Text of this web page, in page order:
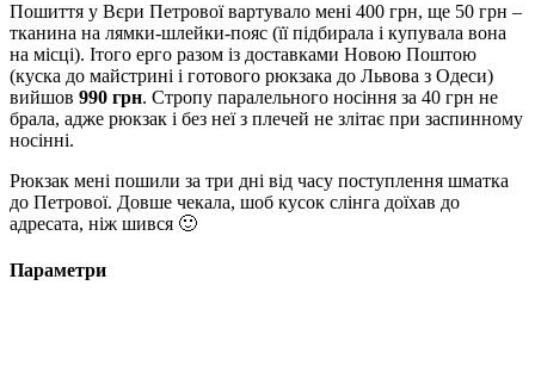
Пошиття у Вєри Петрової вартувало мені 400 грн, ще 50 грн –
тканина на лямки-шлейки-пояс (її підбирала і купувала вона
на місці). Ітого ерго разом із доставками Новою Поштою
(куска до майстрині і готового рюкзака до Львова з Одеси)
вийшов 990 грн. Стропу паралельного носіння за 40 грн не
брала, адже рюкзак і без неї з плечей не злітає при заспинному
носінні.
Рюкзак мені пошили за три дні від часу поступлення шматка
до Петрової. Довше чекала, шоб кусок слінга доїхав до
адресата, ніж шився 🙂
Параметри